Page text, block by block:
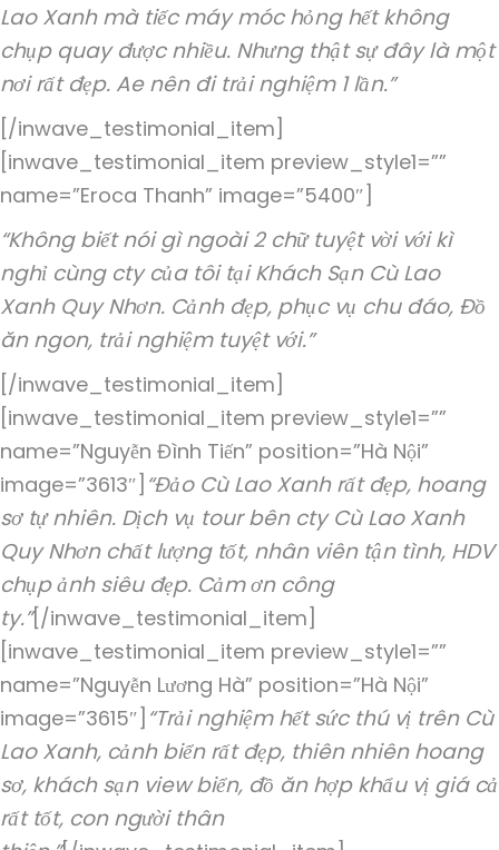
Lao Xanh mà tiếc máy móc hỏng hết không
chụp quay được nhiều. Nhưng thật sự đây là một
nơi rất đẹp. Ae nên đi trải nghiệm 1 lần.”
[/inwave_testimonial_item]
[inwave_testimonial_item preview_style1=””
name=”Eroca Thanh” image=”5400″]
“Không biết nói gì ngoài 2 chữ tuyệt vời với kì
nghỉ cùng cty của tôi tại Khách Sạn Cù Lao
Xanh Quy Nhơn. Cảnh đẹp, phục vụ chu đáo, Đồ
ăn ngon, trải nghiệm tuyệt với.”
[/inwave_testimonial_item]
[inwave_testimonial_item preview_style1=””
name=”Nguyễn Đình Tiến” position=”Hà Nội”
image=”3613″] “Đảo Cù Lao Xanh rất đẹp, hoang
sơ tự nhiên. Dịch vụ tour bên cty Cù Lao Xanh
Quy Nhơn chất lượng tốt, nhân viên tận tình, HDV
chụp ảnh siêu đẹp. Cảm ơn công
ty.”[/inwave_testimonial_item]
[inwave_testimonial_item preview_style1=””
name=”Nguyễn Lương Hà” position=”Hà Nội”
image=”3615″] “Trải nghiệm hết sức thú vị trên Cù
Lao Xanh, cảnh biển rất đẹp, thiên nhiên hoang
sơ, khách sạn view biển, đồ ăn hợp khẩu vị giá cả
rất tốt, con người thân